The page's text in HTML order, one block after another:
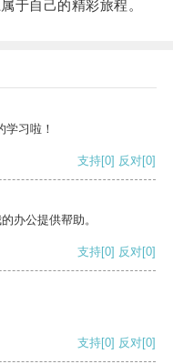
自己的精彩旅程。
习啦！
支持[0] 反对[0]
办公提供帮助。
支持[0] 反对[0]
支持[0] 反对[0]